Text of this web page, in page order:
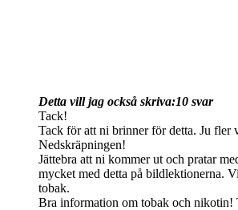
Detta vill jag också skriva:10 svar
Tack!
Tack för att ni brinner för detta. Ju fler
Nedskräpningen!
Jättebra att ni kommer ut och pratar
mycket med detta på bildlektionerna.
tobak.
Bra information om tobak och nikotin!